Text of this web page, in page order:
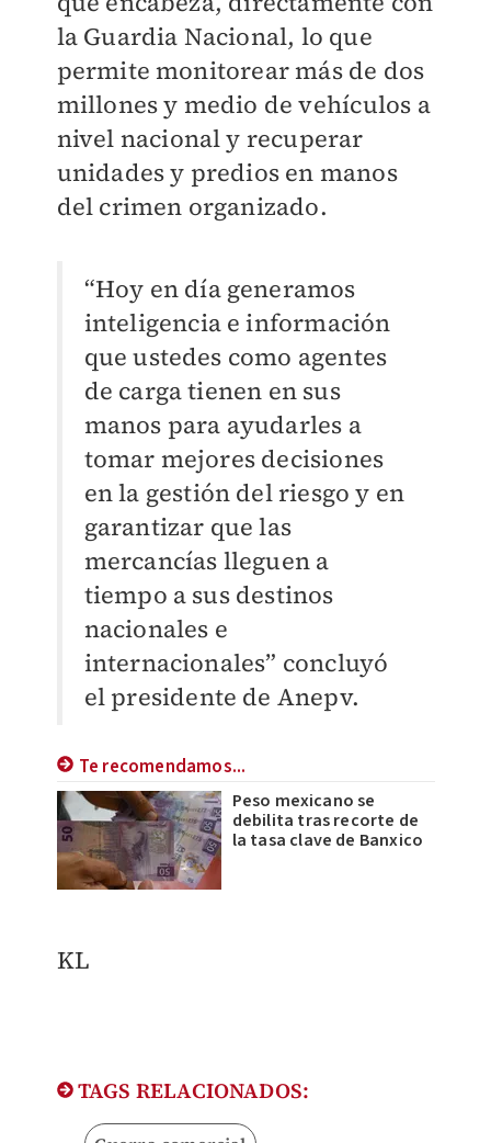
la Guardia Nacional, lo que
permite monitorear más de dos
millones y medio de vehículos a
nivel nacional y recuperar
unidades y predios en manos
del crimen organizado.
“Hoy en día generamos
inteligencia e información
que ustedes como agentes
de carga tienen en sus
manos para ayudarles a
tomar mejores decisiones
en la gestión del riesgo y en
garantizar que las
mercancías lleguen a
tiempo a sus destinos
nacionales e
internacionales” concluyó
el presidente de Anepv.
Te recomendamos...
Peso mexicano se
debilita tras recorte de
la tasa clave de Banxico
KL
TAGS RELACIONADOS: